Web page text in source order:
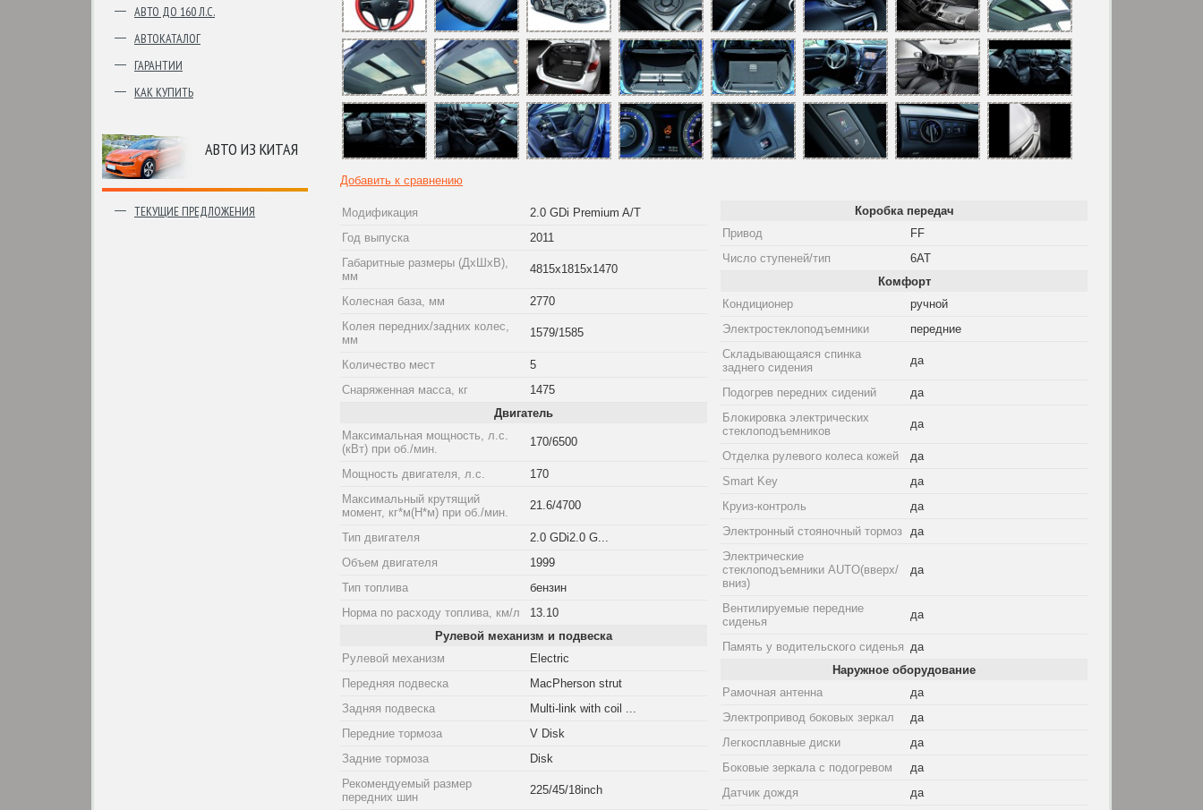
АВТО ДО 160 Л.С.
АВТОКАТАЛОГ
ГАРАНТИИ
КАК КУПИТЬ
АВТО ИЗ КИТАЯ
ТЕКУЩИЕ ПРЕДЛОЖЕНИЯ
Добавить к сравнению
Модификация
2.0 GDi Premium A/T
Год выпуска
2011
Габаритные размеры (ДхШхВ),
мм
4815x1815x1470
Колесная база, мм
2770
Колея передних/задних колес,
мм
1579/1585
Количество мест
5
Снаряженная масса, кг
1475
Двигатель
Максимальная мощность, л.с.
(кВт) при об./мин.
170/6500
Мощность двигателя, л.с.
170
Максимальный крутящий
момент, кг*м(Н*м) при об./мин.
21.6/4700
Тип двигателя
2.0 GDi2.0 G...
Объем двигателя
1999
Тип топлива
бензин
Норма по расходу топлива, км/л
13.10
Рулевой механизм и подвеска
Рулевой механизм
Electric
Передняя подвеска
MacPherson strut
Задняя подвеска
Multi-link with coil ...
Передние тормоза
V Disk
Задние тормоза
Disk
Рекомендуемый размер
передних шин
225/45/18inch
Коробка передач
Привод
FF
Число ступеней/тип
6AT
Комфорт
Кондиционер
ручной
Электростеклоподъемники
передние
Складывающаяся спинка
заднего сидения
да
Подогрев передних сидений
да
Блокировка электрических
стеклоподъемников
да
Отделка рулевого колеса кожей
да
Smart Key
да
Круиз-контроль
да
Электронный стояночный тормоз да
Электрические
стеклоподъемники AUTO(вверх/
вниз)
да
Вентилируемые передние
сиденья
да
Память у водительского сиденья да
Наружное оборудование
Рамочная антенна
да
Электропривод боковых зеркал
да
Легкосплавные диски
да
Боковые зеркала с подогревом
да
Датчик дождя
да